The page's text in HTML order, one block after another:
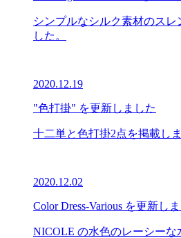
シンプルなシルク素材のスレ
した。
2020.12.19
"色打掛" を更新しました
十二単と色打掛2点を掲載しま
2020.12.02
Color Dress-Various を更新し
NICOLE の水色のレーシー